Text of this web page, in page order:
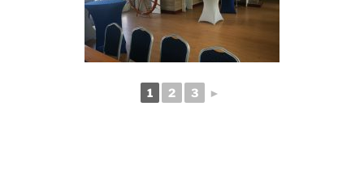
1 2 3 ►